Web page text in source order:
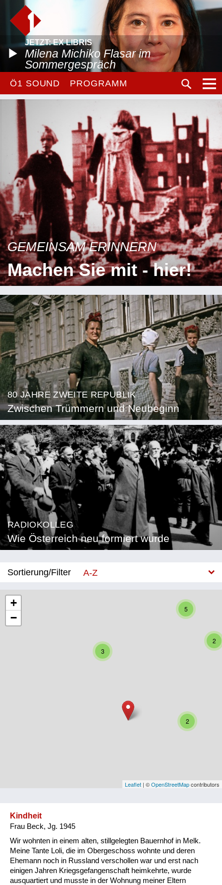
JETZT: EX LIBRIS
Milena Michiko Flasar im
Sommergespräch
Ö1 SOUND PROGRAMM
GEMEINSAM ERINNERN
Machen Sie mit - hier!
80 JAHRE ZWEITE REPUBLIK
Zwischen Trümmern und Neubeginn
RADIOKOLLEG
Wie Österreich neu formiert wurde
Sortierung/Filter
A-Z
Kärnten
Oberösterreich
Vorarlberg
Besatzungsmächte
Frauen, Mütter, Kinder
2
5
2
3
+
−
Leaflet | ©OpenStreetMapcontributors
Kindheit
Frau Beck, Jg. 1945
Wir wohnten in einem alten, stillgelegten Bauernhof in Melk.
Meine Tante Loli, die im Obergeschoss wohnte und deren
Ehemann noch in Russland verschollen war und erst nach
einigen Jahren Kriegsgefangenschaft heimkehrte, wurde
ausquartiert und musste in der Wohnung meiner Eltern